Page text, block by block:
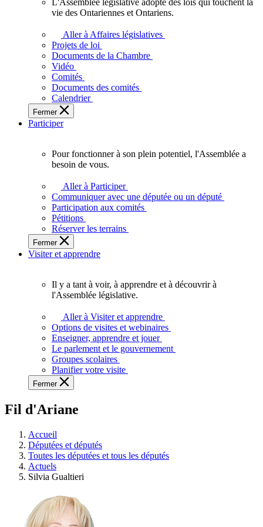
L'Assemblée
adopte
touchent
des
Ontariennes
et
L'Assemblée législative adopte des lois qui touchent la
vie des Ontariennes et Ontariens.
Aller à Affaires législatives
Projets de loi
Documents de la Chambre
Vidéo
Comités
Documents des comités
Calendrier
Fermer
Participer
plein
potentiel,
l'Assemblée
a
besoin
de
Pour fonctionner à son plein potentiel, l'Assemblée a
besoin de vous.
Aller à Participer
Communiquer avec une députée ou un député
Participation aux comités
Pétitions
Réserver les terrains
Fermer
Visiter et apprendre
voir,
apprendre
et
à
à
législative.
Il y a tant à voir, à apprendre et à découvrir à
l'Assemblée législative.
Aller à Visiter et apprendre
Options de visites et webinaires
Enseigner, apprendre et jouer
Le parlement et le gouvernement
Groupes scolaires
Planifier votre visite
Fermer
Fil d'Ariane
Accueil
Députées et députés
Toutes les députées et tous les députés
Actuels
Silvia Gualtieri